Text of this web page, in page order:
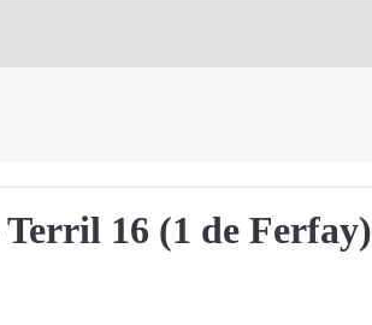
Terril 16 (1 de Ferfay)